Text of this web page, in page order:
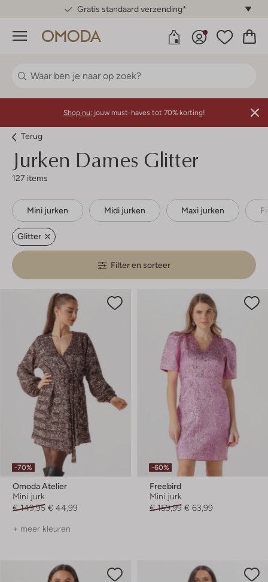
Gratis standaard verzending*
Menu
Shop nu: jouw must-haves tot 70% korting!
Terug
Jurken Dames Glitter
127 items
Mini jurken Midi jurken Maxi jurken
Glitter
Filter en sorteer
-70%
Omoda Atelier
Mini jurk
€ 149,95 € 44,99
+ meer kleuren
-60%
Freebird
Mini jurk
€ 159,99 € 63,99